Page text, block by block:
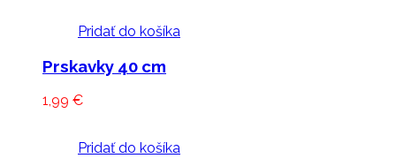
Pridať do košíka
Prskavky 40 cm
1,99 €
Pridať do košíka